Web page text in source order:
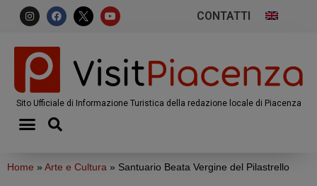
CONTATTI
Sito Ufficiale di Informazione Turistica della redazione locale di Piacenza
Home » Arte e Cultura » Santuario Beata Vergine del Pilastrello